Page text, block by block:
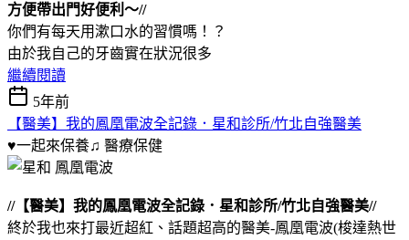
方便帶出門好便利～//
你們有每天用漱口水的習慣嗎！？
由於我自己的牙齒實在狀況很多
繼續閱讀
5年前
【醫美】我的鳳凰電波全記錄．星和診所/竹北自強醫美
♥一起來保養♫ 醫療保健
//【醫美】我的鳳凰電波全記錄．星和診所/竹北自強醫美//
終於我也來打最近超紅、話題超高的醫美-鳳凰電波(梭達熱世